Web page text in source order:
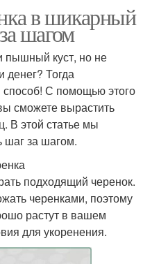
в шикарный
шагом
пышный куст, но не
денег? Тогда
способ! С помощью этого
сможете вырастить
В этой статье мы
шаг за шагом.
подходящий черенок.
черенками, поэтому
растут в вашем
для укоренения.